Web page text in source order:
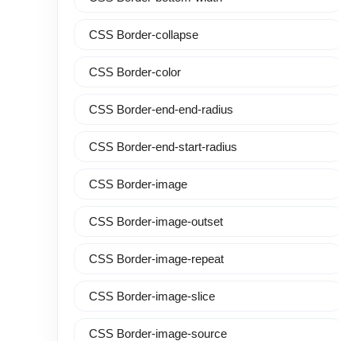
CSS Border-collapse
CSS Border-color
CSS Border-end-end-radius
CSS Border-end-start-radius
CSS Border-image
CSS Border-image-outset
CSS Border-image-repeat
CSS Border-image-slice
CSS Border-image-source